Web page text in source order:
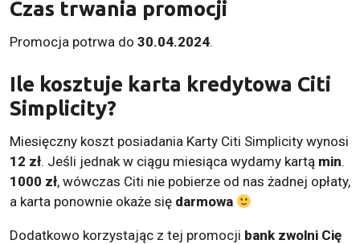
Czas trwania promocji
Promocja potrwa do 30.04.2024.
Ile kosztuje karta kredytowa Citi
Simplicity?
Miesięczny koszt posiadania Karty Citi Simplicity wynosi
12 zł. Jeśli jednak w ciągu miesiąca wydamy kartą min.
1000 zł, wówczas Citi nie pobierze od nas żadnej opłaty,
a karta ponownie okaże się darmowa
Dodatkowo korzystając z tej promocji bank zwolni Cię